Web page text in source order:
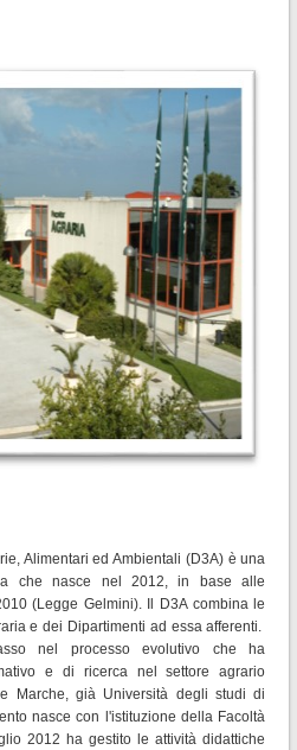
Alimentari ed Ambientali (D3A) è una
che nasce nel 2012, in base alle
(Legge Gelmini). Il D3A combina le
e dei Dipartimenti ad essa afferenti.
nel processo evolutivo che ha
e di ricerca nel settore agrario
Marche, già Università degli studi di
nasce con l'istituzione della Facoltà
2012 ha gestito le attività didattiche